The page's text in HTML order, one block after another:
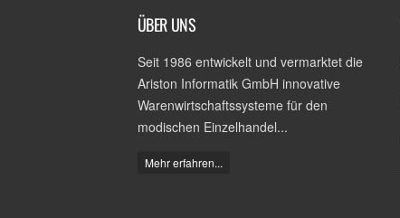
ÜBER UNS
Seit 1986 entwickelt und vermarktet die
Ariston Informatik GmbH innovative
Warenwirtschaftssysteme für den
modischen Einzelhandel...
Mehr erfahren...